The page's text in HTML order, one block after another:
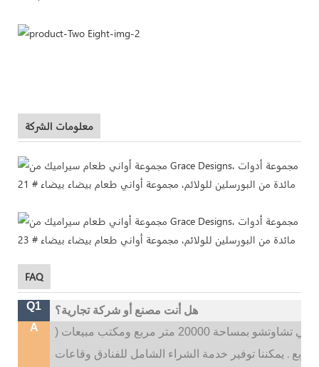
معلومات الشركة
FAQ
Q1
هل أنت مصنع أو شركة تجارية؟
A
20000 متر مربع ومكتب مبيعات (
. يمكننا توفير خدمة الشراء الشامل للفنادق وقاعات